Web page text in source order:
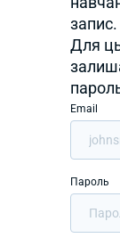
запис.
Для
Email
Пароль